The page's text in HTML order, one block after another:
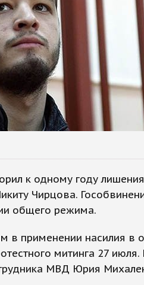
к одному году
Чирцова.
общего режима.
в применении насилия в
митинга 27
МВД Юрия